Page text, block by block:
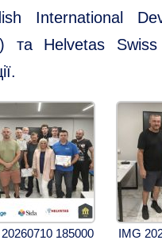
International
та Helvetas Swiss
185000 IMG